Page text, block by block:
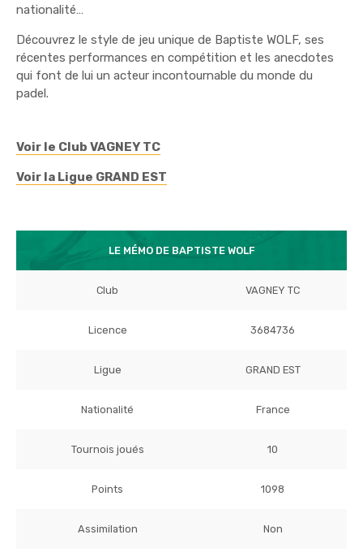
nationalité…
Découvrez le style de jeu unique de Baptiste WOLF, ses
récentes performances en compétition et les anecdotes
qui font de lui un acteur incontournable du monde du
padel.
Voir le Club VAGNEY TC
Voir la Ligue GRAND EST
LE MÉMO DE BAPTISTE WOLF
Club VAGNEY TC
Licence 3684736
Ligue GRAND EST
Nationalité France
Tournois joués 10
Points 1098
Assimilation Non